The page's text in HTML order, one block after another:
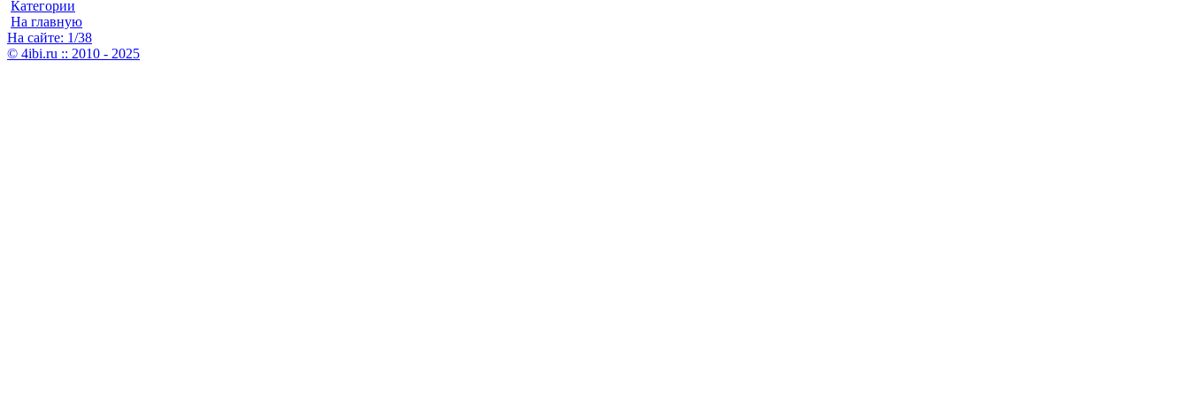
Категории
На главную
На сайте: 1/38
© 4ibi.ru :: 2010 - 2025